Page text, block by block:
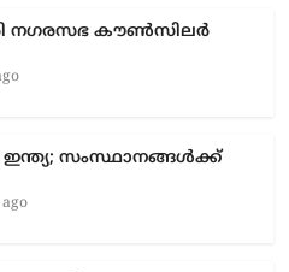
നഗരസഭ കൗൺസിലർ
സംസ്ഥാനങ്ങൾക്ക്